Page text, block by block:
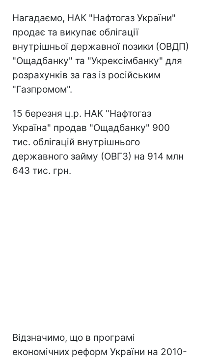
Нагадаємо, НАК "Нафтогаз України"
продає та викупає облігації
внутрішньої державної позики (ОВДП)
"Ощадбанку" та "Укрексімбанку" для
розрахунків за газ із російським
"Газпромом".
15 березня ц.р. НАК "Нафтогаз
Україна" продав "Ощадбанку" 900
тис. облігацій внутрішнього
державного займу (ОВГЗ) на 914 млн
643 тис. грн.
Відзначимо, що в програмі
економічних реформ України на 2010-